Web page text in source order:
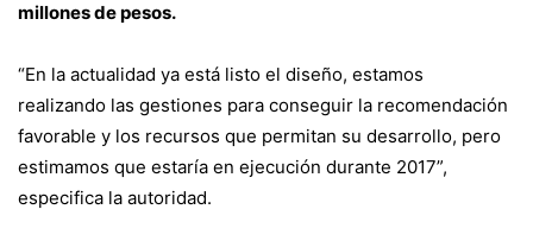
millones de pesos.
“En la actualidad ya está listo el diseño, estamos
realizando las gestiones para conseguir la recomendación
favorable y los recursos que permitan su desarrollo, pero
estimamos que estaría en ejecución durante 2017”,
especifica la autoridad.